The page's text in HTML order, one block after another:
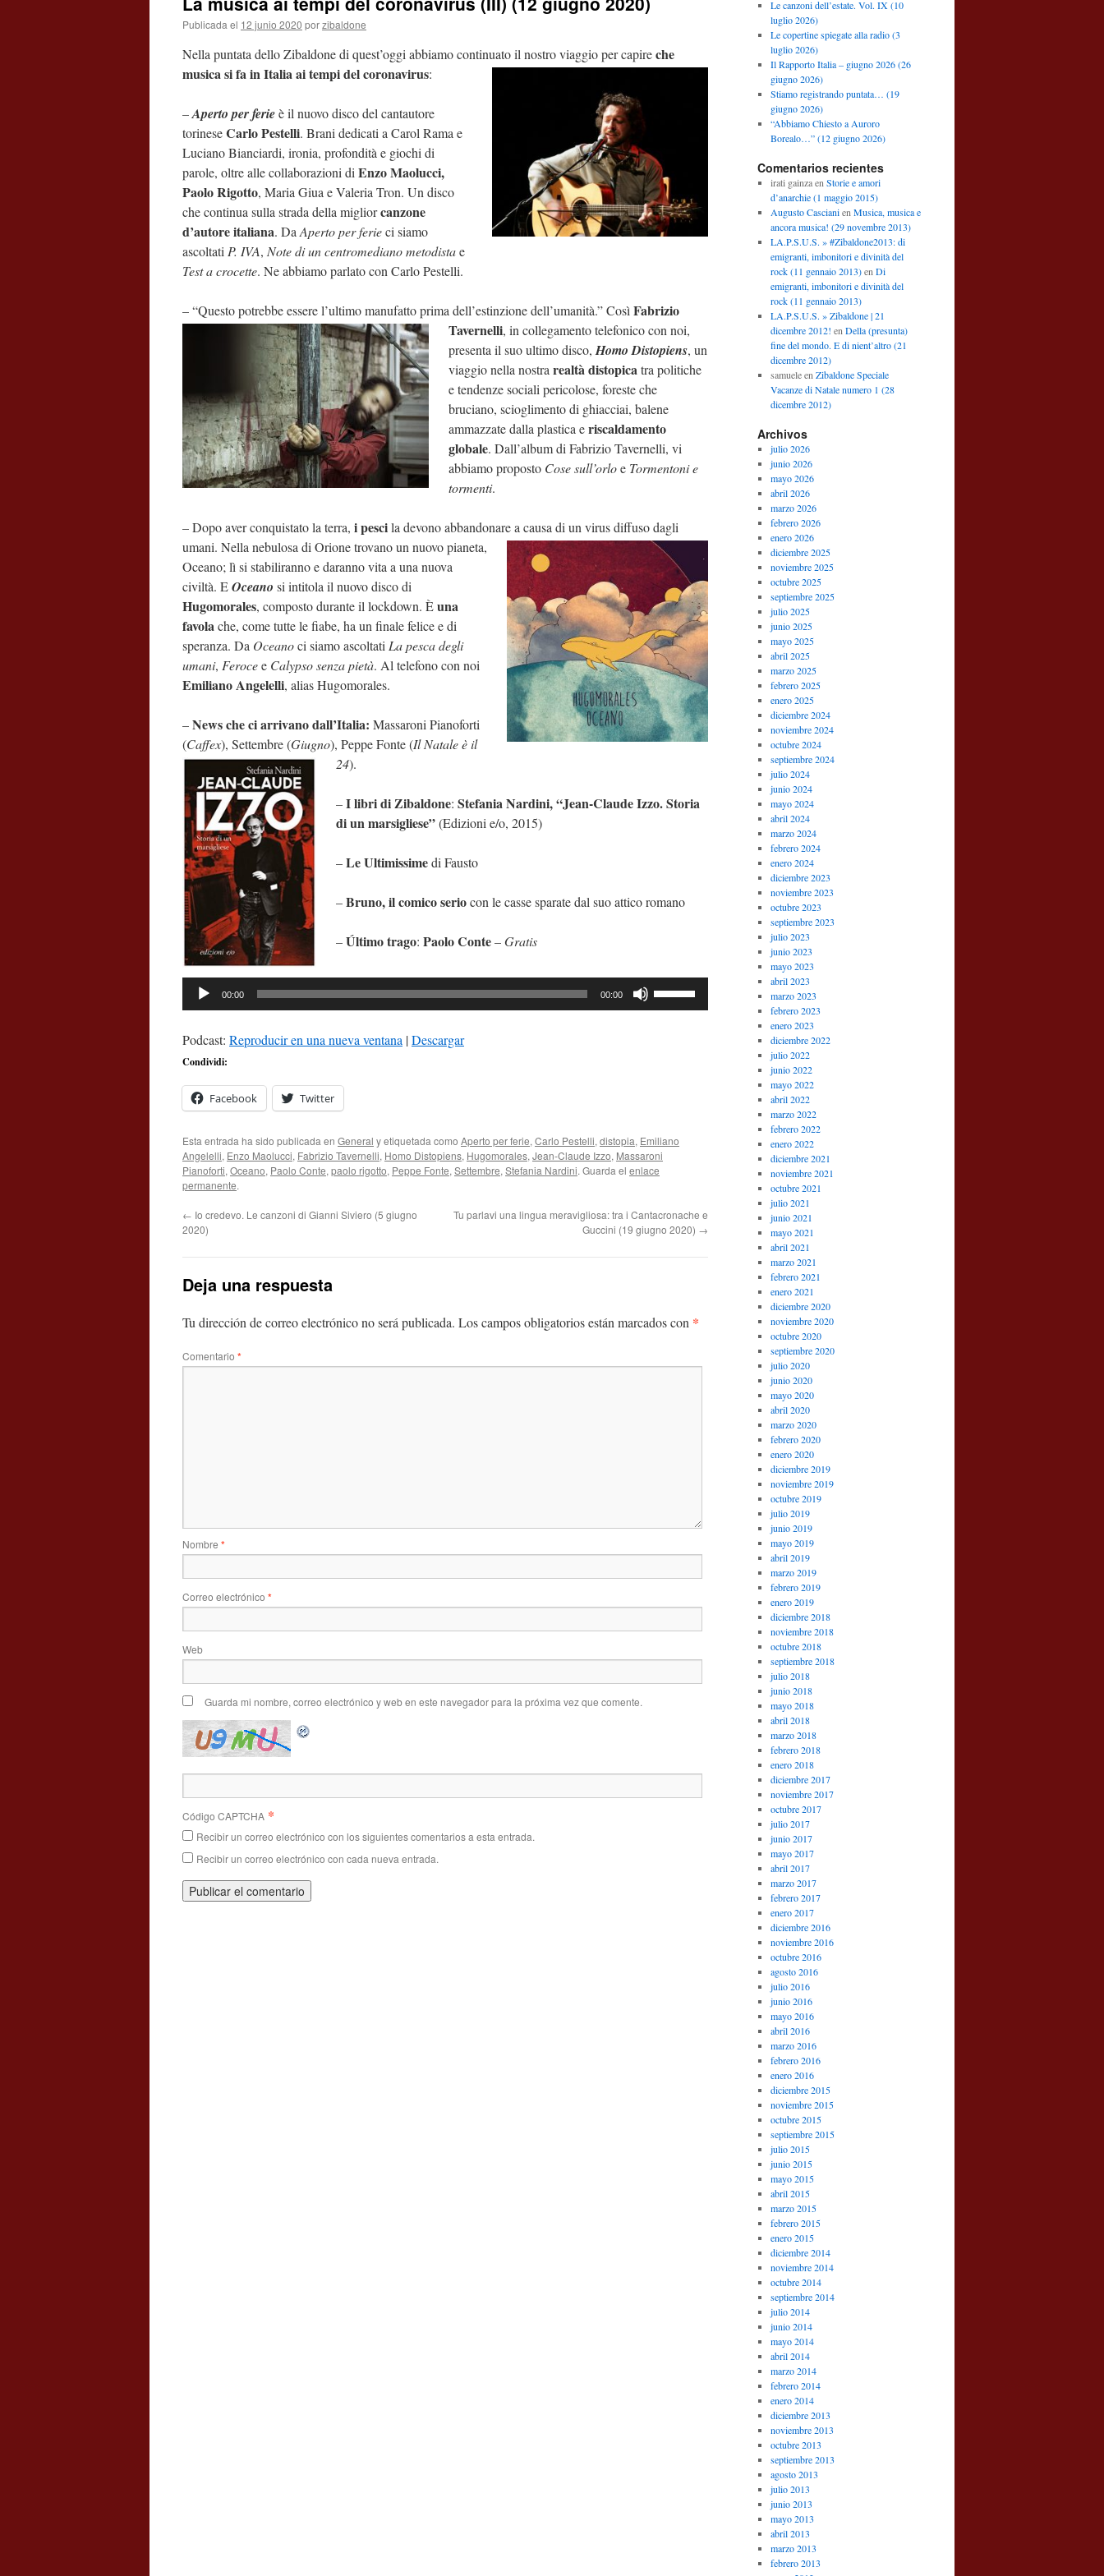
Publicada el 12 junio 2020 porzibaldone
Nella puntata dello Zibaldone di quest’oggi abbiamo continuato il nostro viaggio per capireche
musica si fa in Italia ai tempi del coronavirus:
–Aperto per ferieè il nuovo disco del cantautore
torineseCarlo Pestelli. Brani dedicati a Carol Rama e
Luciano Bianciardi, ironia, profondità e giochi di
parole, oltre alle collaborazioni di Enzo Maolucci,
Paolo Rigotto, Maria Giua e Valeria Tron. Un disco
che continua sulla strada della migliorcanzone
d’autore italiana. Da Aperto per ferieci siamo
ascoltati P. IVA, Note di un centromediano metodistae
Test a crocette. Ne abbiamo parlato con Carlo Pestelli.
– “Questo potrebbe essere l’ultimo manufatto prima dell’estinzione dell’umanità.” Così Fabrizio
Tavernelli, in collegamento telefonico con noi,
presenta il suo ultimo disco, Homo Distopiens, un
viaggio nella nostra realtà distopicatra politiche
e tendenze sociali pericolose, foreste che
bruciano, scioglimento di ghiacciai, balene
ammazzate dalla plastica eriscaldamento
globale. Dall’album di Fabrizio Tavernelli, vi
abbiamo proposto Cose sull’orloe Tormentoni e
tormenti.
– Dopo aver conquistato la terra, i pescila devono abbandonare a causa di un virus diffusodagli
umani. Nella nebulosa di Orione trovano un nuovo pianeta,
Oceano; lì si stabiliranno e daranno vita a una nuova
civiltà. EOceano si intitola il nuovo disco di
Hugomorales, composto durante il lockdown. Èuna
favolache, come tutte le fiabe, ha un finale felice e di
speranza. Da Oceanoci siamo ascoltati La pesca degli
umani, Ferocee Calypso senza pietà. Al telefono con noi
Emiliano Angelelli, alias Hugomorales.
–News che ci arrivano dall’Italia: Massaroni Pianoforti
(Caffex), Settembre (Giugno), Peppe Fonte (Il Natale è il
24).
–I libri di Zibaldone: Stefania Nardini, “Jean-Claude Izzo. Storia
di un marsigliese”(Edizioni e/o, 2015)
–Le Ultimissimedi Fausto
–Bruno, il comico seriocon le casse sparate dal suo attico romano
–Último trago: Paolo Conte–Gratis
Reproductor
de
00:00 00:00
o
disminuir
Podcast: Reproducir en una nueva ventana |Descargar
Condividi:
Facebook Twitter
Esta entrada ha sido publicada en General y etiquetada como Aperto per ferie, Carlo Pestelli, distopia, Emiliano
Angelelli, Enzo Maolucci, Fabrizio Tavernelli, Homo Distopiens, Hugomorales, Jean-Claude Izzo, Massaroni
Pianoforti, Oceano, Paolo Conte, paolo rigotto, Peppe Fonte, Settembre, Stefania Nardini. Guarda el enlace
permanente.
← Io credevo. Le canzoni di Gianni Siviero (5 giugno
2020)
Tu parlavi una lingua meravigliosa: tra i Cantacronache e
Guccini (19 giugno 2020) →
Deja una respuesta
Tu dirección de correo electrónico no será publicada. Los campos obligatorios están marcados con *
Comentario *
Nombre *
Correo electrónico *
Web
Guarda mi nombre, correo electrónico y web en este navegador para la próxima vez que comente.
Código CAPTCHA *
Recibir un correo electrónico con los siguientes comentarios a esta entrada.
Recibir un correo electrónico con cada nueva entrada.
Le canzoni dell’estate. Vol. IX (10
luglio 2026)
Le copertine spiegate alla radio (3
luglio 2026)
Il Rapporto Italia – giugno 2026 (26
giugno 2026)
Stiamo registrando puntata… (19
giugno 2026)
“Abbiamo Chiesto a Auroro
Borealo…” (12 giugno 2026)
Comentarios recientes
irati gainzaen Storie e amori
d’anarchie (1 maggio 2015)
Augusto Cascianien Musica, musica e
ancora musica! (29 novembre 2013)
LA.P.S.U.S. » #Zibaldone2013: di
emigranti, imbonitori e divinità del
rock (11 gennaio 2013)en Di
emigranti, imbonitori e divinità del
rock (11 gennaio 2013)
LA.P.S.U.S. » Zibaldone | 21
dicembre 2012! en Della (presunta)
fine del mondo. E di nient’altro (21
dicembre 2012)
samueleen Zibaldone Speciale
Vacanze di Natale numero 1 (28
dicembre 2012)
Archivos
julio 2026
junio 2026
mayo 2026
abril 2026
marzo 2026
febrero 2026
enero 2026
diciembre 2025
noviembre 2025
octubre 2025
septiembre 2025
julio 2025
junio 2025
mayo 2025
abril 2025
marzo 2025
febrero 2025
enero 2025
diciembre 2024
noviembre 2024
octubre 2024
septiembre 2024
julio 2024
junio 2024
mayo 2024
abril 2024
marzo 2024
febrero 2024
enero 2024
diciembre 2023
noviembre 2023
octubre 2023
septiembre 2023
julio 2023
junio 2023
mayo 2023
abril 2023
marzo 2023
febrero 2023
enero 2023
diciembre 2022
julio 2022
junio 2022
mayo 2022
abril 2022
marzo 2022
febrero 2022
enero 2022
diciembre 2021
noviembre 2021
octubre 2021
julio 2021
junio 2021
mayo 2021
abril 2021
marzo 2021
febrero 2021
enero 2021
diciembre 2020
noviembre 2020
octubre 2020
septiembre 2020
julio 2020
junio 2020
mayo 2020
abril 2020
marzo 2020
febrero 2020
enero 2020
diciembre 2019
noviembre 2019
octubre 2019
julio 2019
junio 2019
mayo 2019
abril 2019
marzo 2019
febrero 2019
enero 2019
diciembre 2018
noviembre 2018
octubre 2018
septiembre 2018
julio 2018
junio 2018
mayo 2018
abril 2018
marzo 2018
febrero 2018
enero 2018
diciembre 2017
noviembre 2017
octubre 2017
julio 2017
junio 2017
mayo 2017
abril 2017
marzo 2017
febrero 2017
enero 2017
diciembre 2016
noviembre 2016
octubre 2016
agosto 2016
julio 2016
junio 2016
mayo 2016
abril 2016
marzo 2016
febrero 2016
enero 2016
diciembre 2015
noviembre 2015
octubre 2015
septiembre 2015
julio 2015
junio 2015
mayo 2015
abril 2015
marzo 2015
febrero 2015
enero 2015
diciembre 2014
noviembre 2014
octubre 2014
septiembre 2014
julio 2014
junio 2014
mayo 2014
abril 2014
marzo 2014
febrero 2014
enero 2014
diciembre 2013
noviembre 2013
octubre 2013
septiembre 2013
agosto 2013
julio 2013
junio 2013
mayo 2013
abril 2013
marzo 2013
febrero 2013